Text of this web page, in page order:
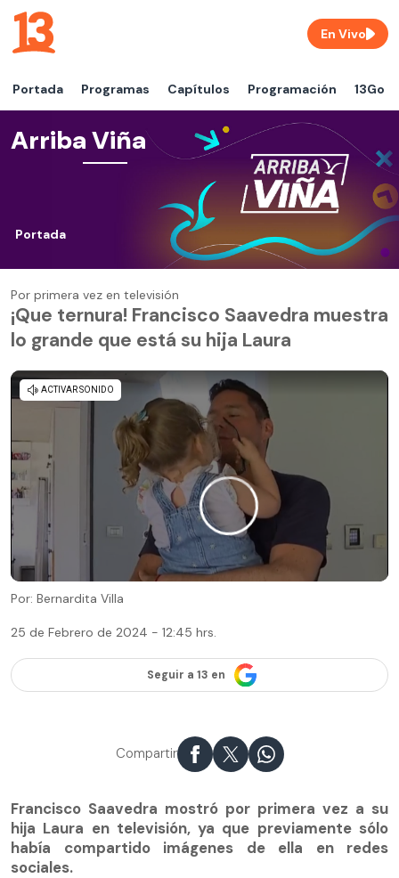
Portada Programas Capítulos Programación 13Go
En Vivo
Arriba Viña
Portada
Por primera vez en televisión
¡Que ternura! Francisco Saavedra muestra
lo grande que está su hija Laura
Por: Bernardita Villa
25 de Febrero de 2024 - 12:45 hrs.
Seguir a 13 en
Compartir
Francisco Saavedra mostró por primera vez a su
hija Laura en televisión, ya que previamente sólo
había compartido imágenes de ella en redes
sociales.